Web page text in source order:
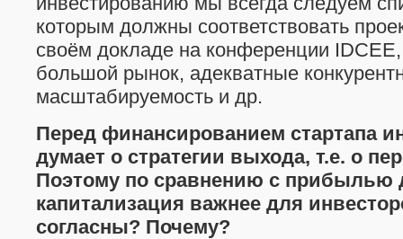
которым должны соответствовать
своём докладе на конференции
большой рынок, адекватные
масштабируемость и др.
Перед финансированием стартапа
думает о стратегии выхода, т.е. о
Поэтому по сравнению с прибылью
капитализация важнее для
согласны? Почему?